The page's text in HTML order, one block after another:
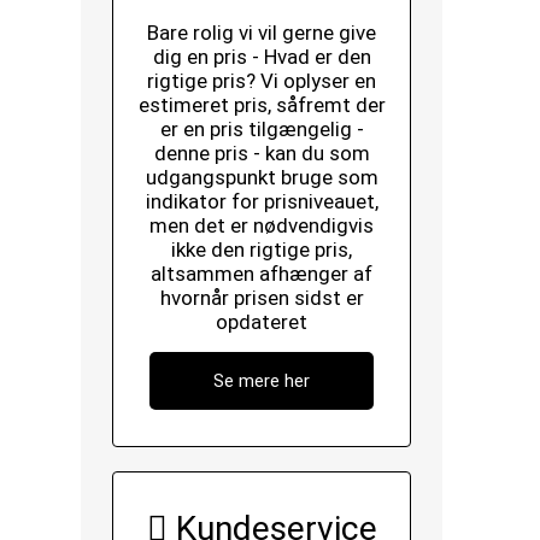
Bare rolig vi vil gerne give
dig en pris - Hvad er den
rigtige pris? Vi oplyser en
estimeret pris, såfremt der
er en pris tilgængelig -
denne pris - kan du som
udgangspunkt bruge som
indikator for prisniveauet,
men det er nødvendigvis
ikke den rigtige pris,
altsammen afhænger af
hvornår prisen sidst er
opdateret
Se mere her
Kundeservice